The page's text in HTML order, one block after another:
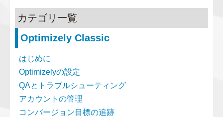
カテゴリ一覧
Optimizely Classic
はじめに
Optimizelyの設定
QAとトラブルシューティング
アカウントの管理
コンバージョン目標の追跡